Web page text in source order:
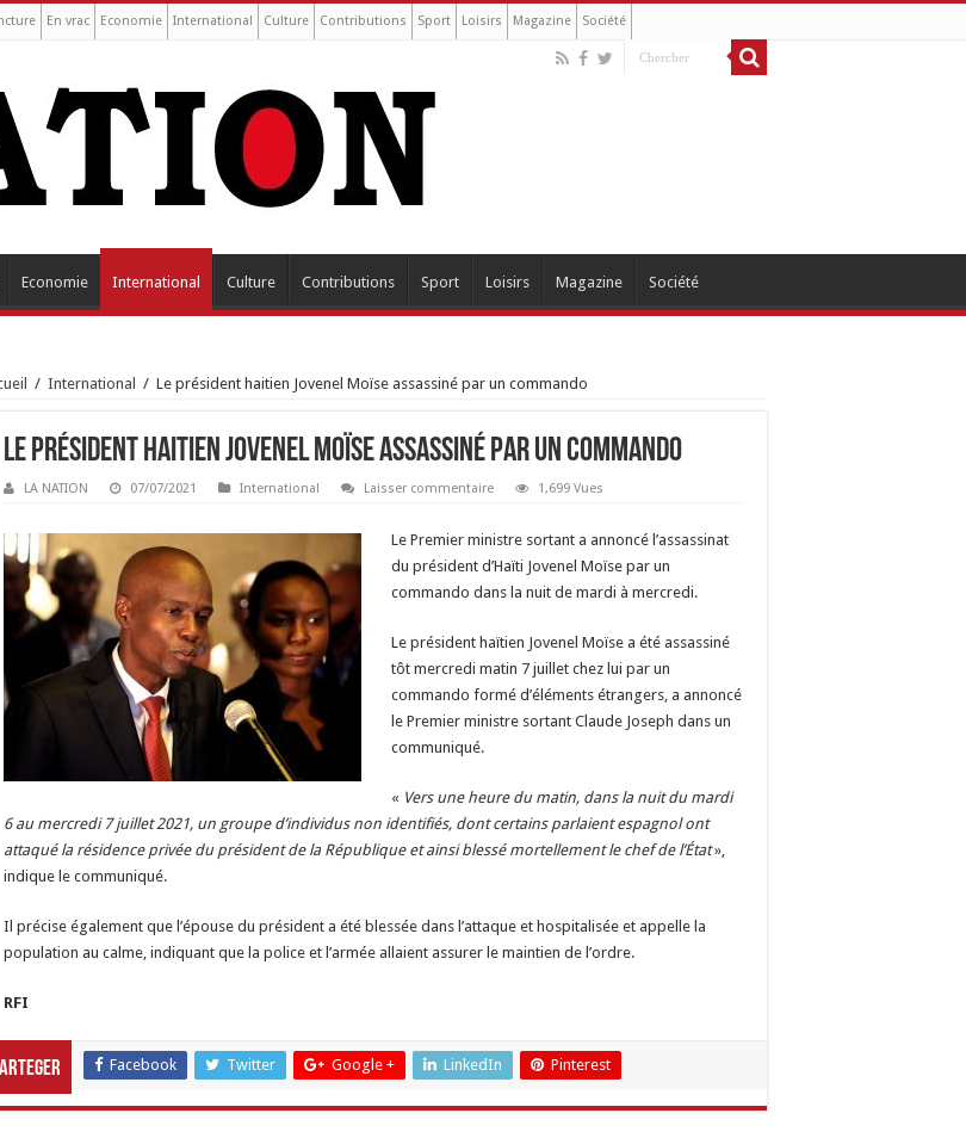
En vrac Economie International Culture Contributions Sport Loisirs Magazine Société
Economie International Culture Contributions Sport Loisirs Magazine Société
/ International / Le président haitien Jovenel Moïse assassiné par un commando
Le président haitien Jovenel Moïse assassiné par un commando
LA NATION 07/07/2021 International Laisser commentaire 1,699 Vues
Le Premier ministre sortant a annoncé l’assassinat
du président d’Haïti Jovenel Moïse par un
commando dans la nuit de mardi à mercredi.
Le président haïtien Jovenel Moïse a été assassiné
tôt mercredi matin 7 juillet chez lui par un
commando formé d’éléments étrangers, a annoncé
le Premier ministre sortant Claude Joseph dans un
communiqué.
« Vers une heure du matin, dans la nuit du mardi
6 au mercredi 7 juillet 2021, un groupe d’individus non identifiés, dont certains parlaient espagnol ont
attaqué la résidence privée du président de la République et ainsi blessé mortellement le chef de l’État»,
indique le communiqué.
Il précise également que l’épouse du président a été blessée dans l’attaque et hospitalisée et appelle la
population au calme, indiquant que la police et l’armée allaient assurer le maintien de l’ordre.
RFI
Facebook Twitter Google + LinkedIn Pinterest